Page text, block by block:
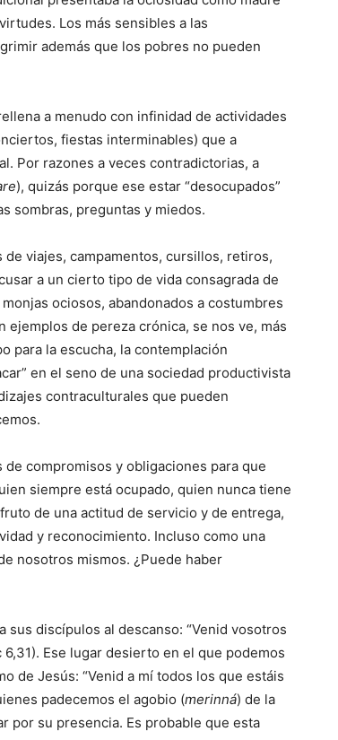
Los más sensibles a las
además que los pobres no pueden
a menudo con infinidad de actividades
fiestas interminables) que a
Por razones a veces contradictorias, a
), quizás porque ese estar “desocupados”
sombras, preguntas y miedos.
viajes, campamentos, cursillos, retiros,
a un cierto tipo de vida consagrada de
ociosos, abandonados a costumbres
de pereza crónica, se nos ve, más
para la escucha, la contemplación
en el seno de una sociedad productivista
contraculturales que pueden
compromisos y obligaciones para que
siempre está ocupado, quien nunca tiene
de una actitud de servicio y de entrega,
y reconocimiento. Incluso como una
nosotros mismos. ¿Puede haber
sus discípulos al descanso: “Venid vosotros
Ese lugar desierto en el que podemos
de Jesús: “Venid a mí todos los que estáis
padecemos el agobio (merinná) de la
por su presencia. Es probable que esta